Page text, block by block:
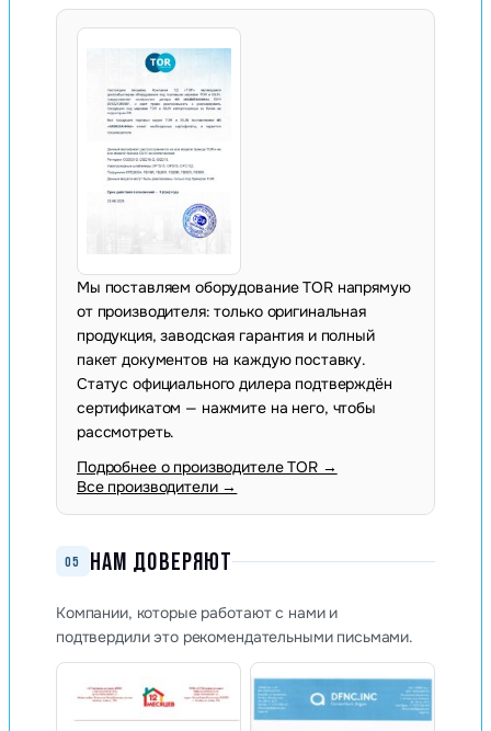
Мы поставляем оборудование TOR напрямую
от производителя: только оригинальная
продукция, заводская гарантия и полный
пакет документов на каждую поставку.
Статус официального дилера подтверждён
сертификатом — нажмите на него, чтобы
рассмотреть.
Подробнее о производителе TOR →
Все производители →
05 НАМ ДОВЕРЯЮТ
Компании, которые работают с нами и
подтвердили это рекомендательными письмами.